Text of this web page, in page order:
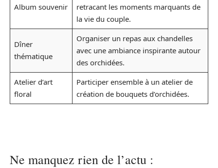
Album souvenir
retracant les moments marquants de
la vie du couple.
Dîner
thématique
Organiser un repas aux chandelles
avec une ambiance inspirante autour
des orchidées.
Atelier d’art
floral
Participer ensemble à un atelier de
création de bouquets d’orchidées.
Ne manquez rien de l’actu :